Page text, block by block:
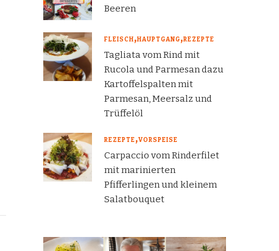
Beeren
FLEISCH HAUPTGANG REZEPTE
Tagliata vom Rind mit
Rucola und Parmesan dazu
Kartoffelspalten mit
Parmesan, Meersalz und
Trüffelöl
REZEPTE VORSPEISE
Carpaccio vom Rinderfilet
mit marinierten
Pfifferlingen und kleinem
Salatbouquet